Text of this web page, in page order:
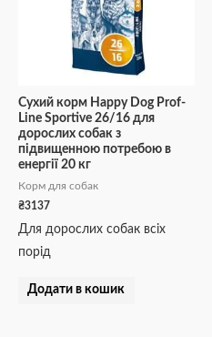
Сухий корм Happy Dog Prof-
Line Sportive 26/16 для
дорослих собак з
підвищенною потребою в
енергії 20 кг
Корм для собак
₴3137
Для дорослих собак всіх
порід
Додати в кошик